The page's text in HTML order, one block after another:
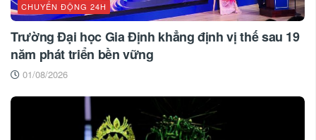
CHUYỂN ĐỘNG 24H
Trường Đại học Gia Định khẳng định vị thế sau 19
năm phát triển bền vững
01/08/2026